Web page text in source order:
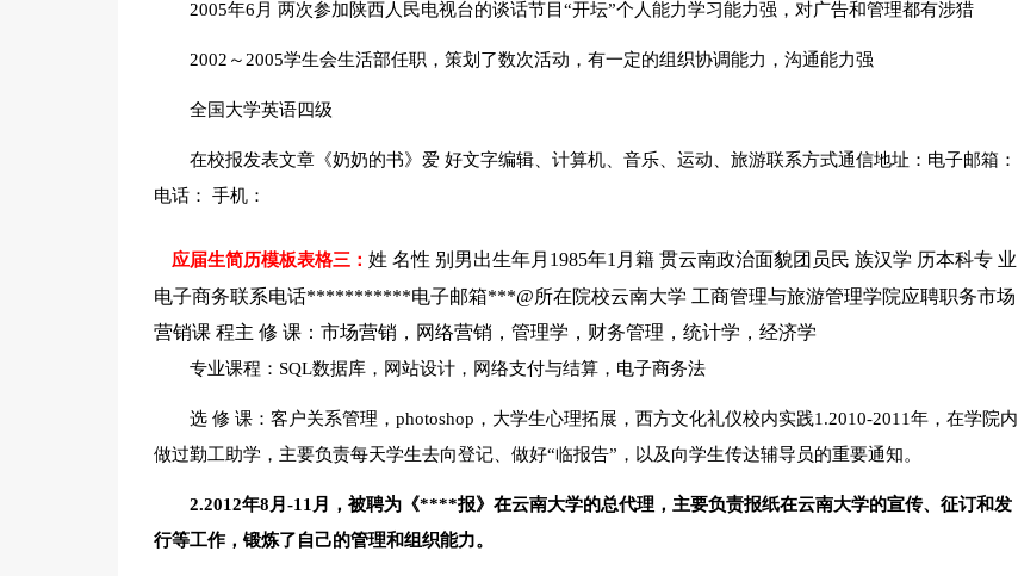
2005年6月 两次参加陕西人民电视台的谈话节目“开坛”个人能力学习能力强，对广告和管理都有涉猎
2002～2005学生会生活部任职，策划了数次活动，有一定的组织协调能力，沟通能力强
全国大学英语四级
在校报发表文章《奶奶的书》爱 好文字编辑、计算机、音乐、运动、旅游联系方式通信地址：电子邮箱：
电话： 手机：
应届生简历模板表格三： 姓 名性 别男出生年月1985年1月籍 贯云南政治面貌团员民 族汉学 历本科专 业
电子商务联系电话***********电子邮箱***@所在院校云南大学 工商管理与旅游管理学院应聘职务市场
营销课 程主 修 课：市场营销，网络营销，管理学，财务管理，统计学，经济学
专业课程：SQL数据库，网站设计，网络支付与结算，电子商务法
选 修 课：客户关系管理，photoshop，大学生心理拓展，西方文化礼仪校内实践1.2010-2011年，在学院内
做过勤工助学，主要负责每天学生去向登记、做好“临报告”，以及向学生传达辅导员的重要通知。
2.2012年8月-11月，被聘为《****报》在云南大学的总代理，主要负责报纸在云南大学的宣传、征订和发
行等工作，锻炼了自己的管理和组织能力。